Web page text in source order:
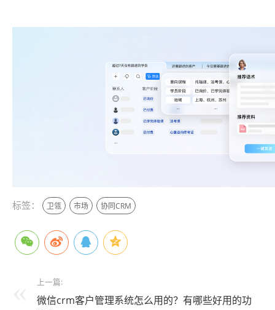
标签： 卫瓴 市场 协同CRM
上一篇:
微信crm客户管理系统怎么用的？有哪些好用的功